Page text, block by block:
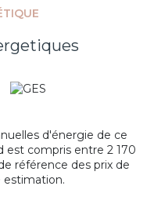
une buanderie, un
de 50 m², idéale
calme et proximité
d'énergie de ce
est compris entre 2 170
référence des prix de
estimation.